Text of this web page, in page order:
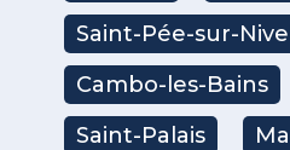
Saint-Pée-sur-
Cambo-les-Bains
Saint-Palais